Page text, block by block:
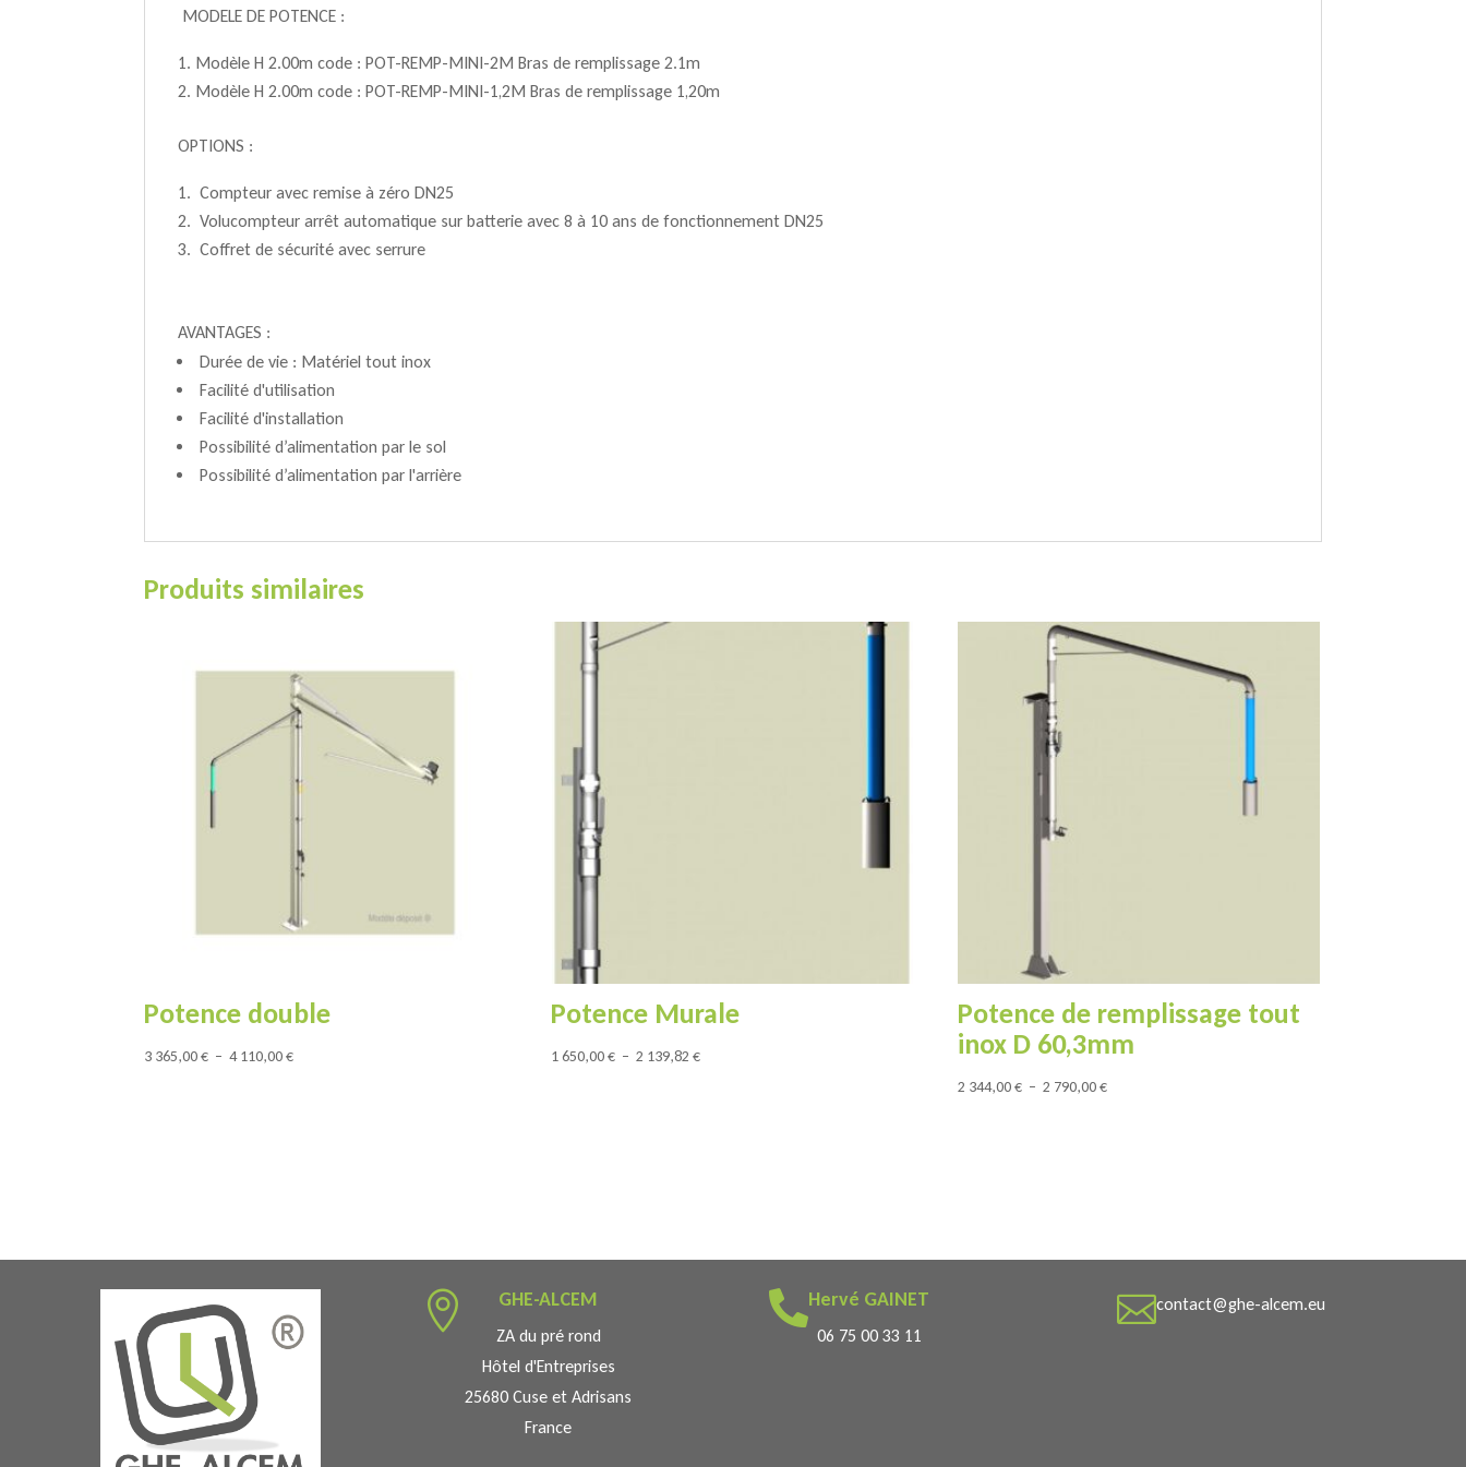
­ MODELE DE POTENCE :
Modèle H 2.00m code : POT-REMP-MINI-2M Bras de remplissage 2.1m
Modèle H 2.00m code : POT-REMP-MINI-1,2M Bras de remplissage 1,20m
OPTIONS :
Compteur avec remise à zéro DN25
Volucompteur arrêt automatique sur batterie avec 8 à 10 ans de fonctionnement DN25
Coffret de sécurité avec serrure
AVANTAGES :
­ Durée de vie : Matériel tout inox
­ Facilité d'utilisation
­ Facilité d'installation
­ Possibilité d’alimentation par le sol
­ Possibilité d’alimentation par l'arrière
Produits similaires
Potence double
3 365,00€ – 4 110,00€Plage
Potence Murale
1 650,00€ – 2 139,82€Plage
Potence de remplissage tout
inox D 60,3mm
2 344,00€ – 2 790,00€Plage
2
 GHE-ALCEM
ZA du pré rond
Hôtel d'Entreprises
25680 Cuse et Adrisans
France
Hervé GAINET
06 75 00 33 11
contact@ghe-alcem.eu